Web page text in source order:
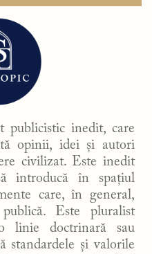
publicistic inedit, care
opinii, idei și autori
civilizat. Este inedit
introducă în spațiul
care, în general,
Este pluralist
linie doctrinară sau
standardele și valorile